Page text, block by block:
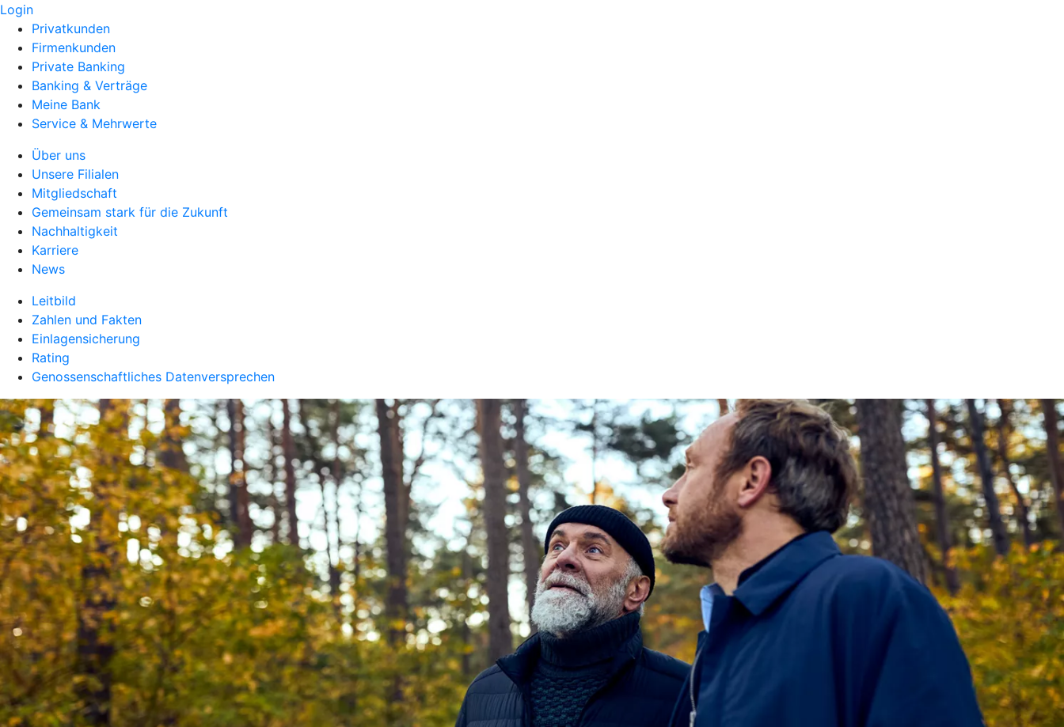
Login
Privatkunden
Firmenkunden
Private Banking
Banking & Verträge
Meine Bank
Service & Mehrwerte
Über uns
Unsere Filialen
Mitgliedschaft
Gemeinsam stark für die Zukunft
Nachhaltigkeit
Karriere
News
Leitbild
Zahlen und Fakten
Einlagensicherung
Rating
Genossenschaftliches Datenversprechen